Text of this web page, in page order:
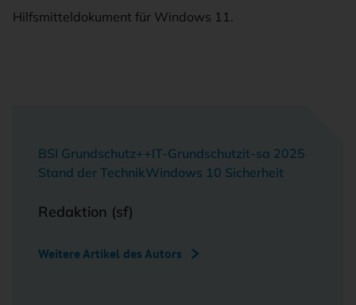
Hilfsmitteldokument für Windows 11.
BSI Grundschutz++IT-Grundschutzit-sa 2025
Stand der TechnikWindows 10 Sicherheit
Redaktion (sf)
Weitere Artikel des Autors